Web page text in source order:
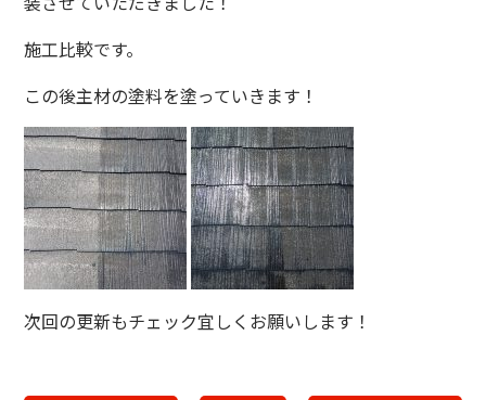
施工比較です。
この後主材の塗料を塗っていきます！
次回の更新もチェック宜しくお願いします！